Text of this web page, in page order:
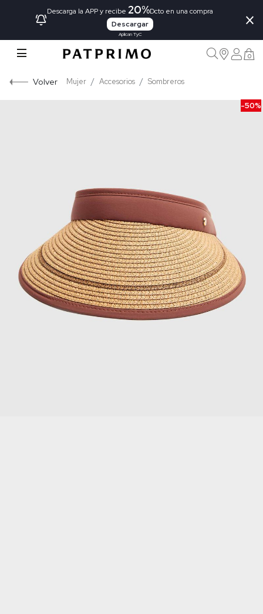
Descarga la APP y recibe 20%Dcto en una compra
Descargar
Aplican TyC
×
0
Volver Mujer Accesorios Sombreros
-50%